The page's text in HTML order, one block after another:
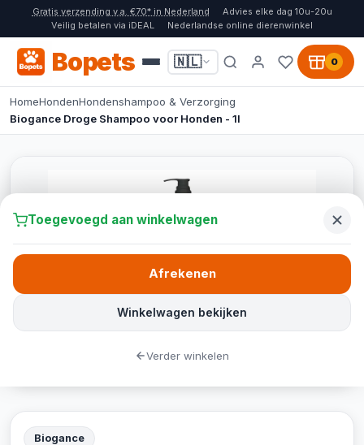
Gratis verzending v.a. €70* in Nederland
Advies elke dag 10u-20u
Veilig betalen via iDEAL
Nederlandse online dierenwinkel
Bopets 🇳🇱 0
HomeHondenHondenshampoo & Verzorging
Biogance Droge Shampoo voor Honden - 1l
Biogance
Toegevoegd aan winkelwagen
Winkelwagen bekijken
Afrekenen
Verder winkelen